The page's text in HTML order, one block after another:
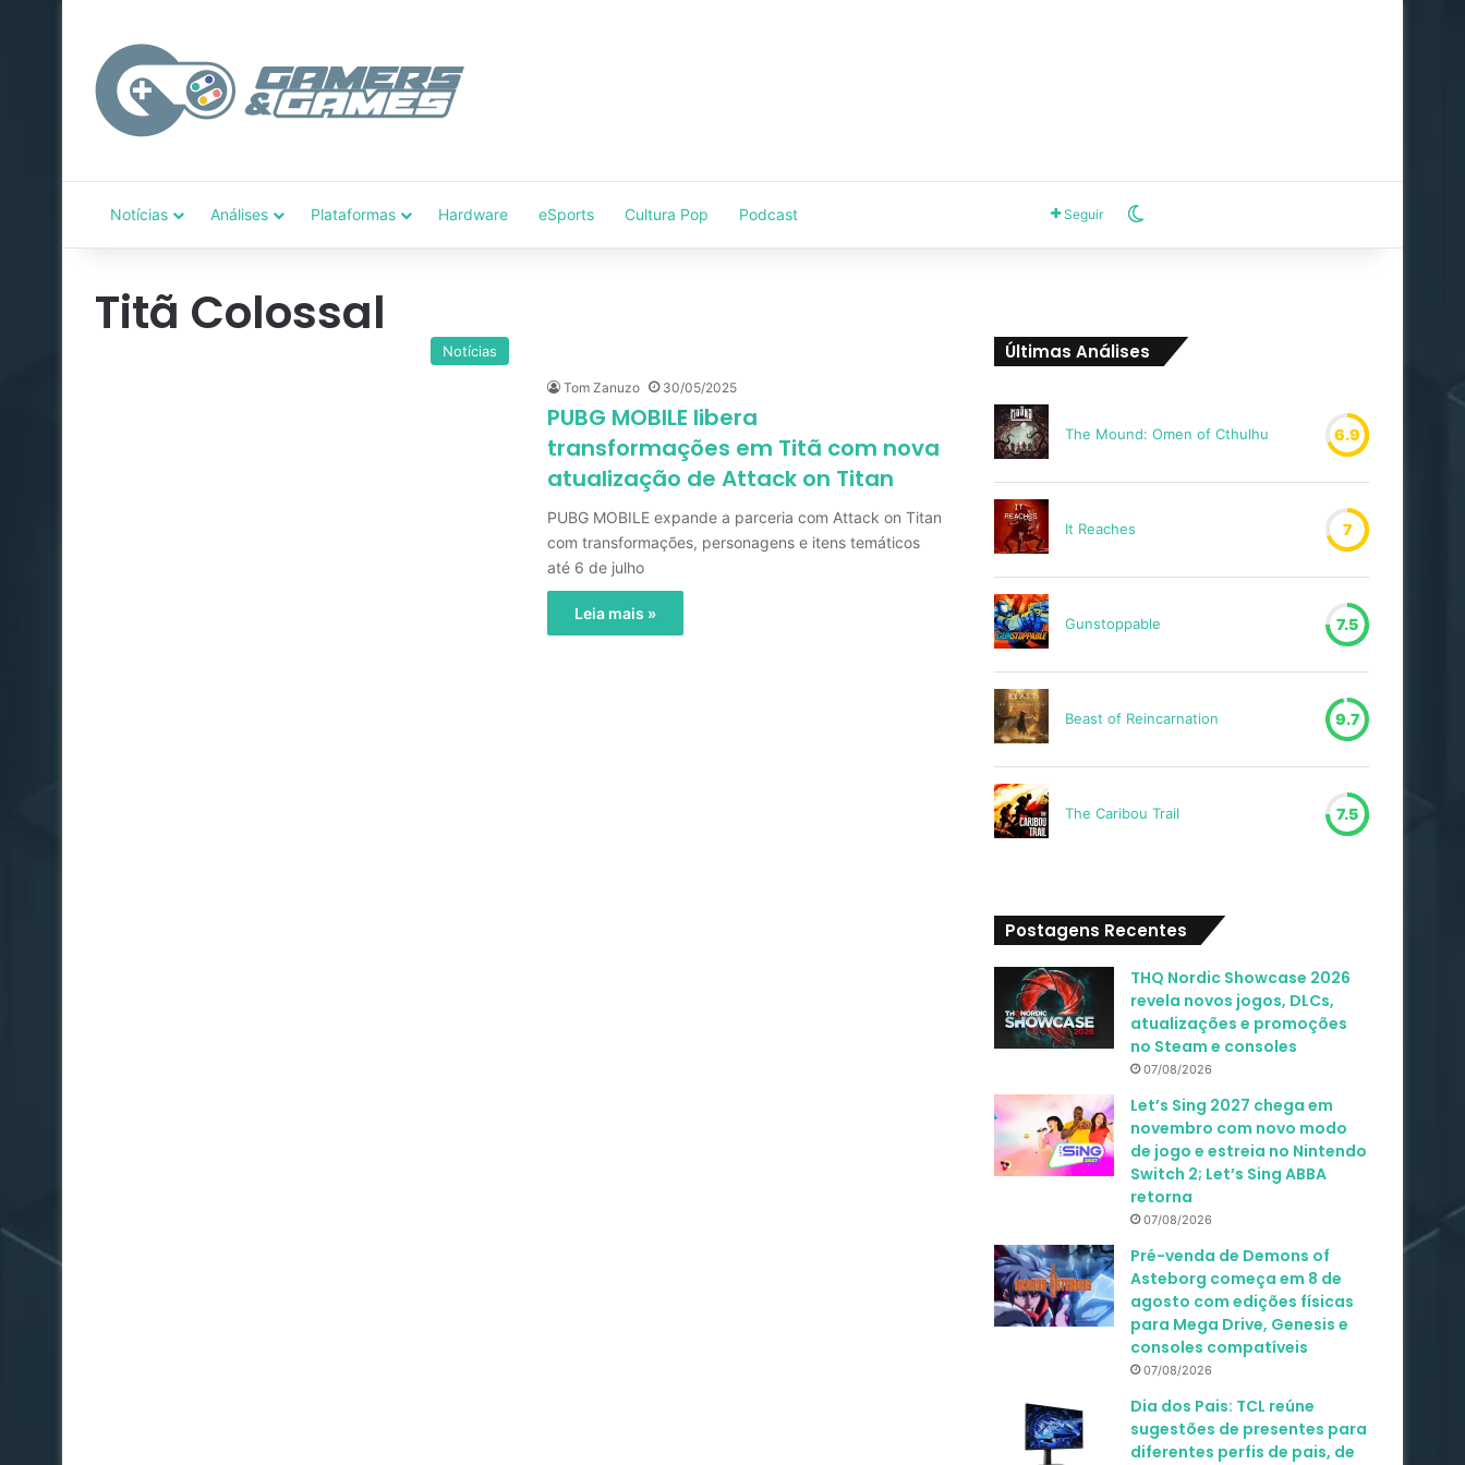
Notícias Análises Plataformas Hardware eSports Cultura Pop Podcast Seguir
Titã Colossal
Notícias
Tom Zanuzo 30/05/2025
PUBG MOBILE libera
transformações em Titã com nova
atualização de Attack on Titan
PUBG MOBILE expande a parceria com Attack on Titan
com transformações, personagens e itens temáticos
até 6 de julho
Leia mais »
Últimas Análises
The Mound: Omen of Cthulhu 6.9
It Reaches 7
Gunstoppable 7.5
Beast of Reincarnation 9.7
The Caribou Trail 7.5
Postagens Recentes
THQ Nordic Showcase 2026
revela novos jogos, DLCs,
atualizações e promoções
no Steam e consoles
07/08/2026
Let’s Sing 2027 chega em
novembro com novo modo
de jogo e estreia no Nintendo
Switch 2; Let’s Sing ABBA
retorna
07/08/2026
Pré-venda de Demons of
Asteborg começa em 8 de
agosto com edições físicas
para Mega Drive, Genesis e
consoles compatíveis
07/08/2026
Dia dos Pais: TCL reúne
sugestões de presentes para
diferentes perfis de pais, de